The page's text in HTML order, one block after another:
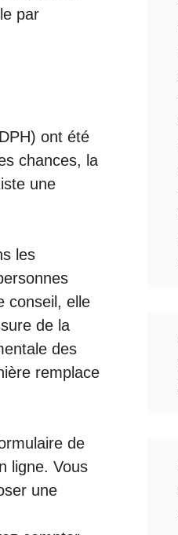
par
ont été
chances, la
une
les
conseil, elle
de la
des
remplace
de
ligne. Vous
une